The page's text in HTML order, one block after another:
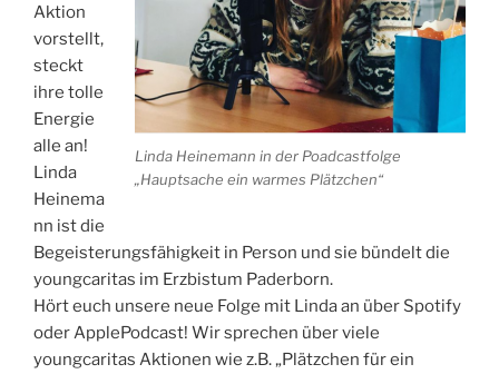
Linda Heinemann in der Poadcastfolge
„Hauptsache ein warmes Plätzchen“
Aktion
vorstellt,
steckt
ihre tolle
Energie
alle an!
Linda
Heinema
nn ist die
Begeisterungsfähigkeit in Person und sie bündelt die
youngcaritas im Erzbistum Paderborn.
Hört euch unsere neue Folge mit Linda an über Spotify
oder ApplePodcast! Wir sprechen über viele
youngcaritas Aktionen wie z.B. „Plätzchen für ein